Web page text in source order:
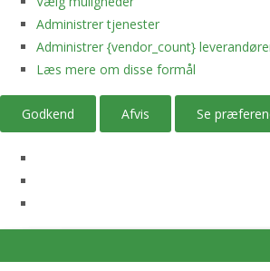
Administrer tjenester
Administrer {vendor_count}
Læs mere om disse formål
Godkend Afvis Se